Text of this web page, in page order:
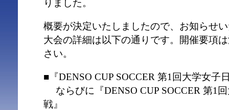
りました。
概要が決定いたしましたので、お知らせ
大会の詳細は以下の通りです。開催要項
さい。
■『DENSO CUP SOCCER 第1回⼤学⼥⼦
ならびに『DENSO CUP SOCCER 第1
戦』